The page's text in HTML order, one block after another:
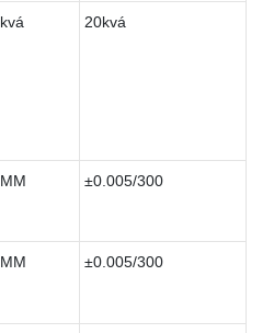
kvá 20kvá
MM ±0.005/300
MM ±0.005/300